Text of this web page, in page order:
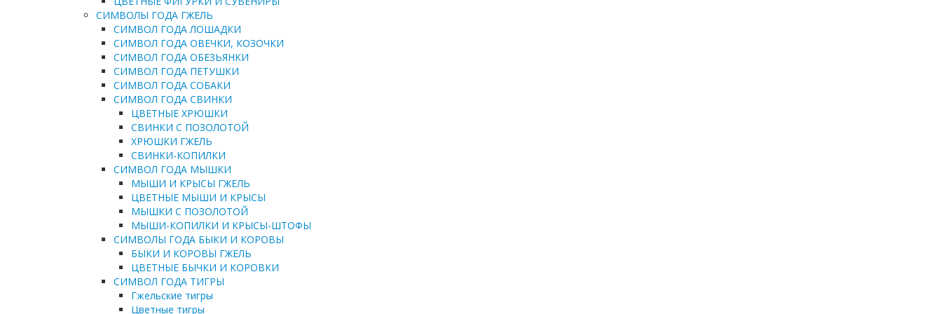
СИМВОЛЫ ГОДА ГЖЕЛЬ
СИМВОЛ ГОДА ЛОШАДКИ
СИМВОЛ ГОДА ОВЕЧКИ, КОЗОЧКИ
СИМВОЛ ГОДА ОБЕЗЬЯНКИ
СИМВОЛ ГОДА ПЕТУШКИ
СИМВОЛ ГОДА СОБАКИ
СИМВОЛ ГОДА СВИНКИ
ЦВЕТНЫЕ ХРЮШКИ
СВИНКИ С ПОЗОЛОТОЙ
ХРЮШКИ ГЖЕЛЬ
СВИНКИ-КОПИЛКИ
СИМВОЛ ГОДА МЫШКИ
МЫШИ И КРЫСЫ ГЖЕЛЬ
ЦВЕТНЫЕ МЫШИ И КРЫСЫ
МЫШКИ С ПОЗОЛОТОЙ
МЫШИ-КОПИЛКИ И КРЫСЫ-ШТОФЫ
СИМВОЛЫ ГОДА БЫКИ И КОРОВЫ
БЫКИ И КОРОВЫ ГЖЕЛЬ
ЦВЕТНЫЕ БЫЧКИ И КОРОВКИ
СИМВОЛ ГОДА ТИГРЫ
Гжельские тигры
Цветные тигры